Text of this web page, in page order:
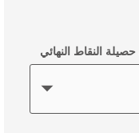
النقاط النهائي